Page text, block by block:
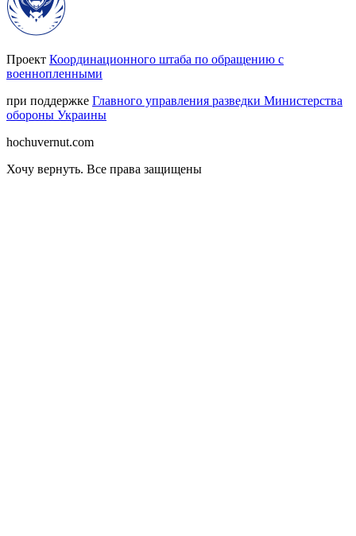
Проект Координационного штаба по обращению с
военнопленными
при поддержке Главного управления разведки Министерства
обороны Украины
hochuvernut.com
Хочу вернуть. Все права защищены